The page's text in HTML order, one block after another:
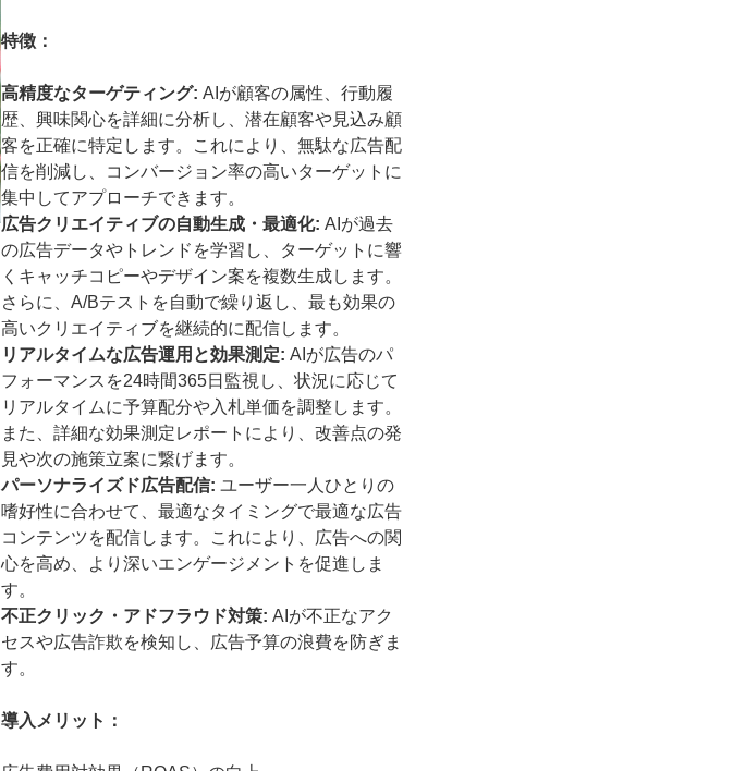
特徴：
高精度なターゲティング: AIが顧客の属性、行動履
歴、興味関心を詳細に分析し、潜在顧客や見込み顧
客を正確に特定します。これにより、無駄な広告配
信を削減し、コンバージョン率の高いターゲットに
集中してアプローチできます。
広告クリエイティブの自動生成・最適化: AIが過去
の広告データやトレンドを学習し、ターゲットに響
くキャッチコピーやデザイン案を複数生成します。
さらに、A/Bテストを自動で繰り返し、最も効果の
高いクリエイティブを継続的に配信します。
リアルタイムな広告運用と効果測定: AIが広告のパ
フォーマンスを24時間365日監視し、状況に応じて
リアルタイムに予算配分や入札単価を調整します。
また、詳細な効果測定レポートにより、改善点の発
見や次の施策立案に繋げます。
パーソナライズド広告配信: ユーザー一人ひとりの
嗜好性に合わせて、最適なタイミングで最適な広告
コンテンツを配信します。これにより、広告への関
心を高め、より深いエンゲージメントを促進しま
す。
不正クリック・アドフラウド対策: AIが不正なアク
セスや広告詐欺を検知し、広告予算の浪費を防ぎま
す。
導入メリット：